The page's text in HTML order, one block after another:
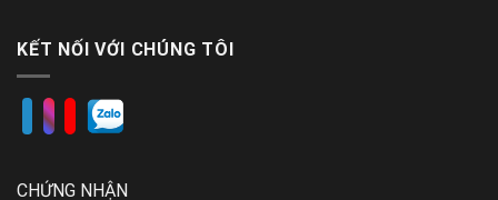
KẾT NỐI VỚI CHÚNG TÔI
CHỨNG NHẬN